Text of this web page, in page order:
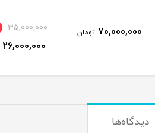
35,000,000 26٪ 28,000,000
دیدگاه‌ها